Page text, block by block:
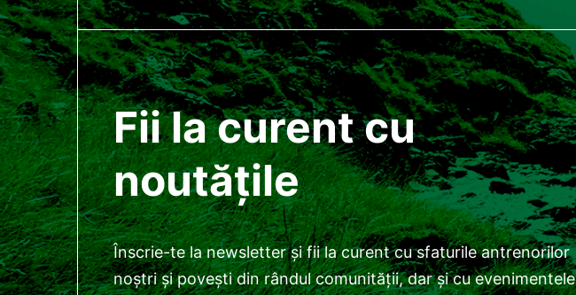
Fii la curent cu
noutățile
Înscrie-te la newsletter și fii la curent cu sfaturile antrenorilor
noștri și povești din rândul comunității, dar și cu evenimentele